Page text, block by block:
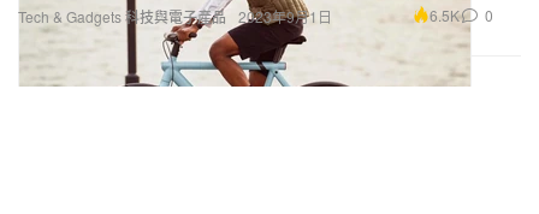
Tech & Gadgets 科技與電子產品 2023年9月1日 6.5K 0